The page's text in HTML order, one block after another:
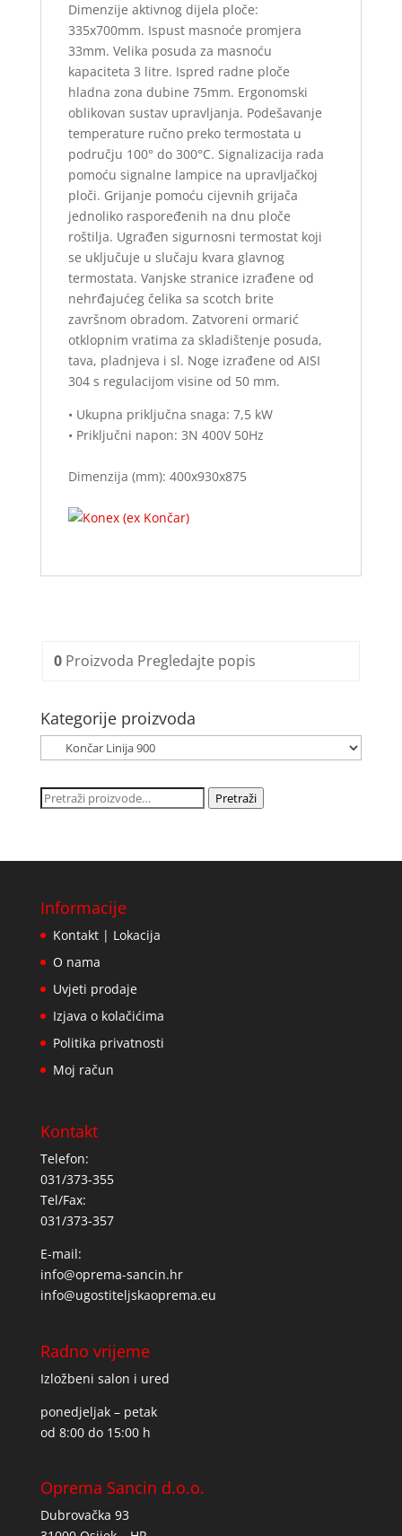
Dimenzije aktivnog dijela ploče:
335x700mm. Ispust masnoće promjera
33mm. Velika posuda za masnoću
kapaciteta 3 litre. Ispred radne ploče
hladna zona dubine 75mm. Ergonomski
oblikovan sustav upravljanja. Podešavanje
temperature ručno preko termostata u
području 100° do 300°C. Signalizacija rada
pomoću signalne lampice na upravljačkoj
ploči. Grijanje pomoću cijevnih grijača
jednoliko raspoređenih na dnu ploče
roštilja. Ugrađen sigurnosni termostat koji
se uključuje u slučaju kvara glavnog
termostata. Vanjske stranice izrađene od
nehrđajućeg čelika sa scotch brite
završnom obradom. Zatvoreni ormarić
otklopnim vratima za skladištenje posuda,
tava, pladnjeva i sl. Noge izrađene od AISI
304 s regulacijom visine od 50 mm.
• Ukupna priključna snaga: 7,5 kW
• Priključni napon: 3N 400V 50Hz
Dimenzija (mm): 400x930x875
0Proizvoda Pregledajte popis
Kategorije proizvoda
Pretraži: Pretraži
Informacije
Kontakt | Lokacija
O nama
Uvjeti prodaje
Izjava o kolačićima
Politika privatnosti
Moj račun
Kontakt
Telefon:
031/373-355
Tel/Fax:
031/373-357
E-mail:
info@oprema-sancin.hr
info@ugostiteljskaoprema.eu
Radno vrijeme
Izložbeni salon i ured
ponedjeljak – petak
od 8:00 do 15:00 h
Oprema Sancin d.o.o.
Dubrovačka 93